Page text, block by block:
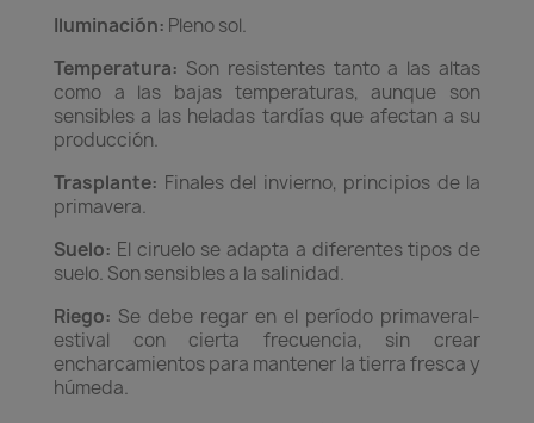
Iluminación: Pleno sol.
Temperatura: Son resistentes tanto a las altas
como a las bajas temperaturas, aunque son
sensibles a las heladas tardías que afectan a su
producción.
Trasplante: Finales del invierno, principios de la
primavera.
Suelo: El ciruelo se adapta a diferentes tipos de
suelo. Son sensibles a la salinidad.
Riego: Se debe regar en el período primaveral-
estival con cierta frecuencia, sin crear
encharcamientos para mantener la tierra fresca y
húmeda.